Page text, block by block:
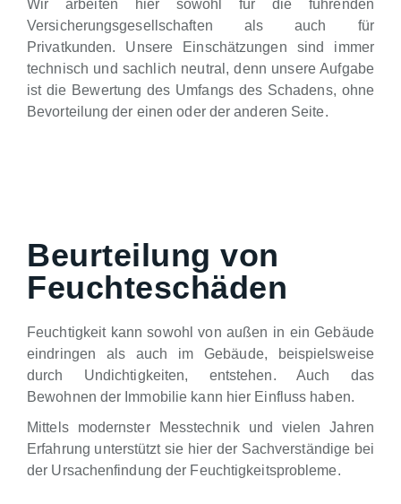
Wir arbeiten hier sowohl für die führenden
Versicherungsgesellschaften als auch für
Privatkunden. Unsere Einschätzungen sind immer
technisch und sachlich neutral, denn unsere Aufgabe
ist die Bewertung des Umfangs des Schadens, ohne
Bevorteilung der einen oder der anderen Seite.
Beurteilung von
Feuchteschäden
Feuchtigkeit kann sowohl von außen in ein Gebäude
eindringen als auch im Gebäude, beispielsweise
durch Undichtigkeiten, entstehen. Auch das
Bewohnen der Immobilie kann hier Einfluss haben.
Mittels modernster Messtechnik und vielen Jahren
Erfahrung unterstützt sie hier der Sachverständige bei
der Ursachenfindung der Feuchtigkeitsprobleme.